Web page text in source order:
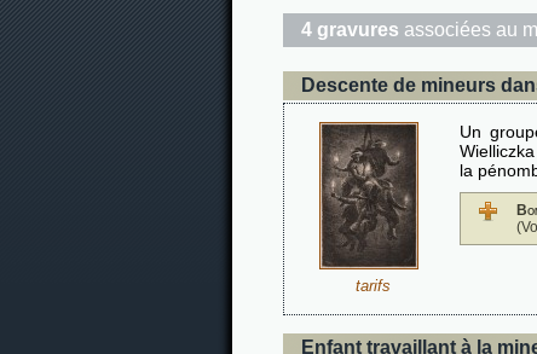
4 gravures associées au
Descente de mineurs
tarifs
Un
la
Enfant travaillant à la